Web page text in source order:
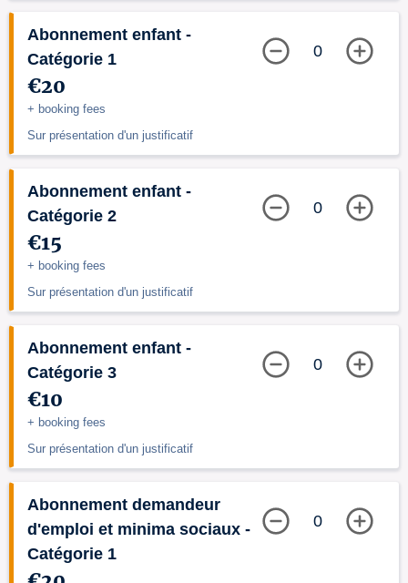
Abonnement enfant -
Catégorie 1
€20
+ booking fees
Sur présentation d'un justificatif
0
Abonnement enfant -
Catégorie 2
€15
+ booking fees
Sur présentation d'un justificatif
0
Abonnement enfant -
Catégorie 3
€10
+ booking fees
Sur présentation d'un justificatif
0
Abonnement demandeur
d'emploi et minima sociaux -
Catégorie 1
0